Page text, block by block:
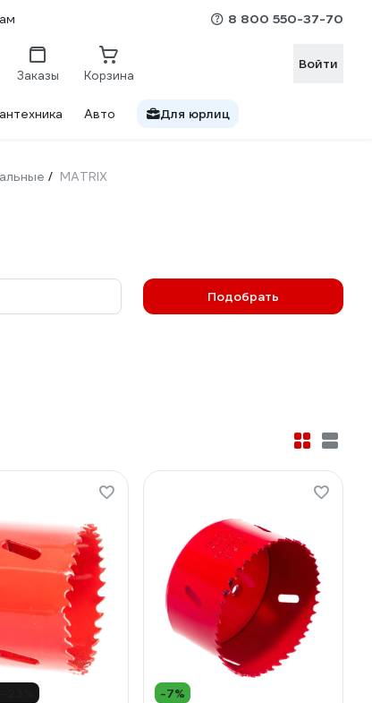
8 800 550-37-70
Заказы Корзина
Войти
Авто Для юрлиц
/ MATRIX
Подобрать
-7%